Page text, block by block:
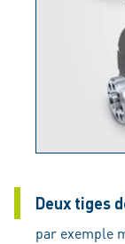
Deux tiges
par exemple